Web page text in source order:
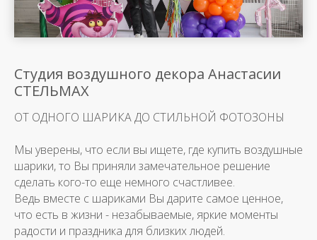
Студия воздушного декора Анастасии
СТЕЛЬМАХ
ОТ ОДНОГО ШАРИКА ДО СТИЛЬНОЙ ФОТОЗОНЫ
Мы уверены, что если вы ищете, где купить воздушные
шарики, то Вы приняли замечательное решение
сделать кого-то еще немного счастливее.
Ведь вместе с шариками Вы дарите самое ценное,
что есть в жизни - незабываемые, яркие моменты
радости и праздника для близких людей.